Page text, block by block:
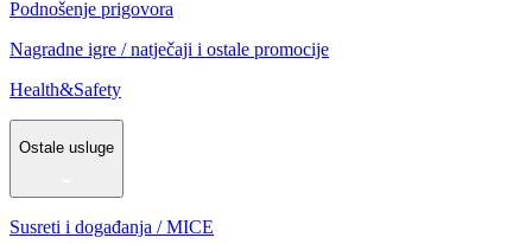
Podnošenje prigovora
Nagradne igre / natječaji i ostale promocije
Health&Safety
Ostale usluge
Susreti i događanja / MICE